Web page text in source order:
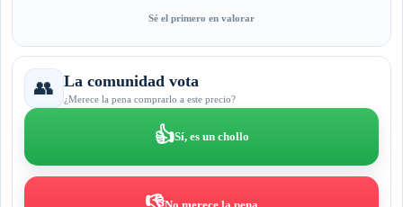
Sé el primero en valorar
👥 La comunidad vota
¿Merece la pena comprarlo a este precio?
👍Sí, es un chollo